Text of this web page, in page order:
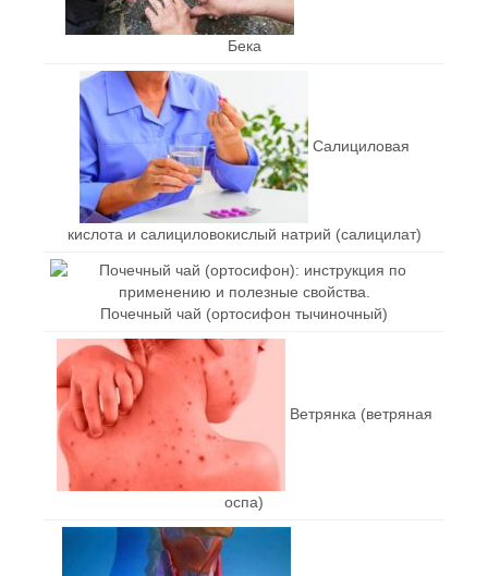
Бека
Салициловая
кислота и салициловокислый натрий (салицилат)
Почечный чай (ортосифон тычиночный)
Ветрянка (ветряная
оспа)